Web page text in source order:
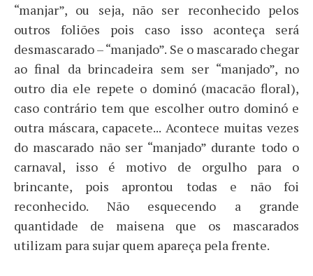
“manjar”, ou seja, não ser reconhecido pelos
outros foliões pois caso isso aconteça será
desmascarado – “manjado”. Se o mascarado chegar
ao final da brincadeira sem ser “manjado”, no
outro dia ele repete o dominó (macacão floral),
caso contrário tem que escolher outro dominó e
outra máscara, capacete... Acontece muitas vezes
do mascarado não ser “manjado” durante todo o
carnaval, isso é motivo de orgulho para o
brincante, pois aprontou todas e não foi
reconhecido. Não esquecendo a grande
quantidade de maisena que os mascarados
utilizam para sujar quem apareça pela frente.